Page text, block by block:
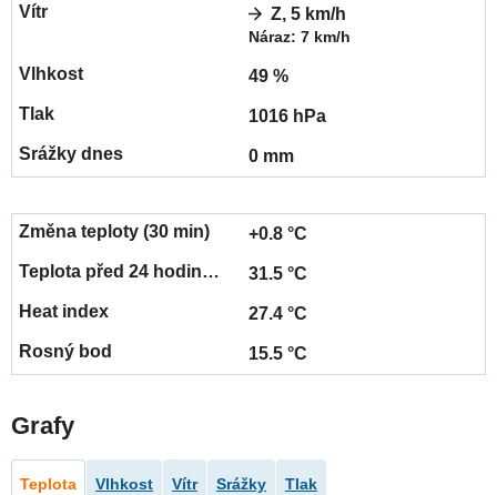
Z, 5 km/h
Náraz: 7 km/h
49 %
1016 hPa
0 mm
+0.8 °C
31.5 °C
27.4 °C
15.5 °C
Grafy
Teplota Vlhkost Vítr Srážky Tlak